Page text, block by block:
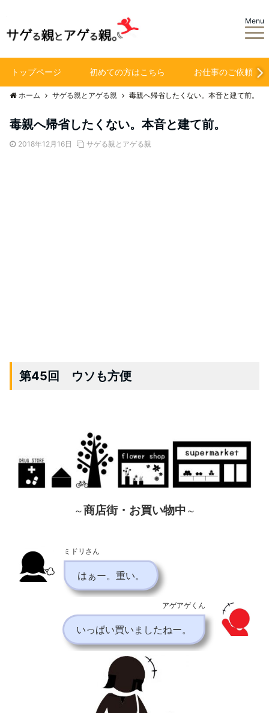
Menu
トップページ 初めての方はこちら お仕事のご依頼
ホーム サゲる親とアゲる親 毒親へ帰省したくない。本音と建て前。
毒親へ帰省したくない。本音と建て前。
2018年12月16日 サゲる親とアゲる親
第45回 ウソも方便
～商店街・お買い物中 ～
ミドリさん
はぁー。重い。
アゲアゲくん
いっぱい買いましたねー。